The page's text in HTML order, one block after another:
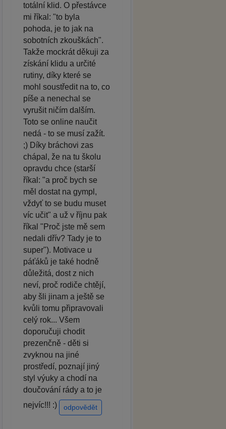
totální klid. O přestávce
mi říkal: "to byla
pohoda, je to jak na
sobotních zkouškách".
Takže mockrát děkuji za
získání klidu a určité
rutiny, díky které se
mohl soustředit na to, co
píše a nenechal se
vyrušit ničím dalším.
Toto se online naučit
nedá - to se musí zažít.
;) Díky bráchovi zas
chápal, že na tu školu
opravdu chce (starší
říkal: "a proč bych se
měl dostat na gympl,
vždyť to se budu muset
víc učit" a už v říjnu pak
říkal "Proč jste mě sem
nedali dřív? Tady je to
super"). Motivace u
páťáků je také hodně
důležitá, dost z nich
neví, proč rodiče chtějí,
aby šli jinam a ještě se
kvůli tomu připravovali
celý rok... Všem
doporučuji chodit
prezenčně - děti si
zvyknou na jiné
prostředí, poznají jiný
styl výuky a chodí na
doučování rády a to je
nejvíc!!! :)
odpovědět